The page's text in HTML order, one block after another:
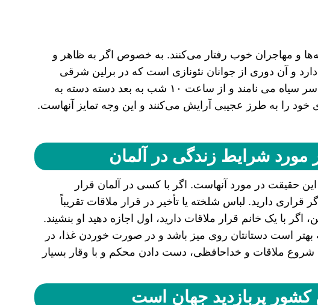
و مهاجران خوب رفتار می‌کنند. به خصوص اگر به ظاهر و
و آن دوری از جوانان نئونازی است که در برلین شرقی
زندگی می‌کنند. آن‌ها مهاجران را جوش‌های سر سیاه می نامند و از ساعت ۱۰ شب به بعد دسته دسته به
خود را به طرز عجیبی آرایش می‌کنند و این وجه تمایز آنهاست.
مورد شرایط زندگی در آلمان
حقیقت در مورد آنهاست. اگر با کسی در آلمان قرار
دارید. لباس شلخته یا تأخیر در قرار ملاقات تقریباً
با یک خانم قرار ملاقات دارید، اول اجازه دهید او بنشیند.
بهتر است دستانتان روی میز باشد و در صورت خوردن غذا، در
شروع ملاقات و خداحافظی، دست دادن محکم و با وقار بسیار
کشور پربازدید جهان است